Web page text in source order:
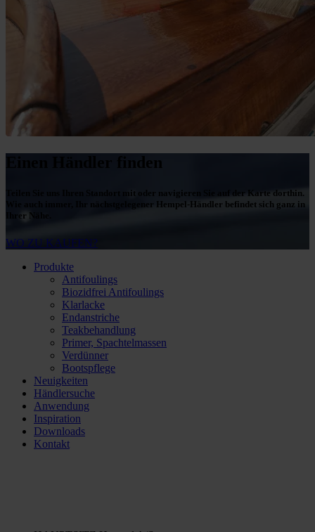
Einen Händler finden
Teilen Sie uns Ihren Standort mit oder navigieren Sie auf der Karte dorthin.
Wie auch immer, Ihr nächstgelegener Hempel-Händler befindet sich ganz in
Ihrer Nähe.
WO ZU KAUFEN?
Produkte
Antifoulings
Biozidfrei Antifoulings
Klarlacke
Endanstriche
Teakbehandlung
Primer, Spachtelmassen
Verdünner
Bootspflege
Neuigkeiten
Händlersuche
Anwendung
Inspiration
Downloads
Kontakt